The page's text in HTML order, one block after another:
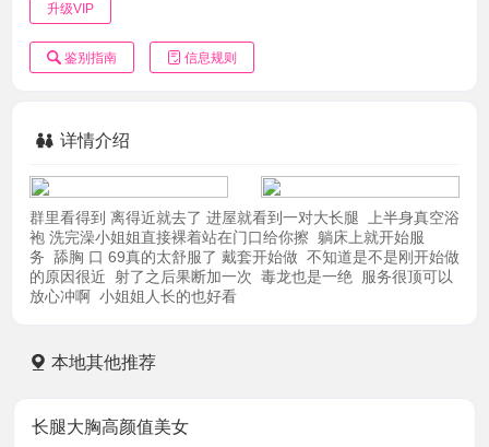
升级VIP
鉴别指南 信息规则
详情介绍
群里看得到 离得近就去了 进屋就看到一对大长腿 上半身真空浴
袍 洗完澡小姐姐直接裸着站在门口给你擦 躺床上就开始服
务 舔胸 口 69真的太舒服了 戴套开始做 不知道是不是刚开始做
的原因很近 射了之后果断加一次 毒龙也是一绝 服务很顶可以
放心冲啊 小姐姐人长的也好看
本地其他推荐
长腿大胸高颜值美女